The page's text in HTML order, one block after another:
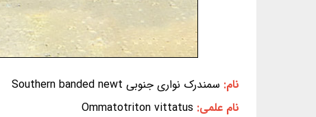
نام: سمندرک نواری جنوبی Southern banded newt
نام علمی: Ommatotriton vittatus